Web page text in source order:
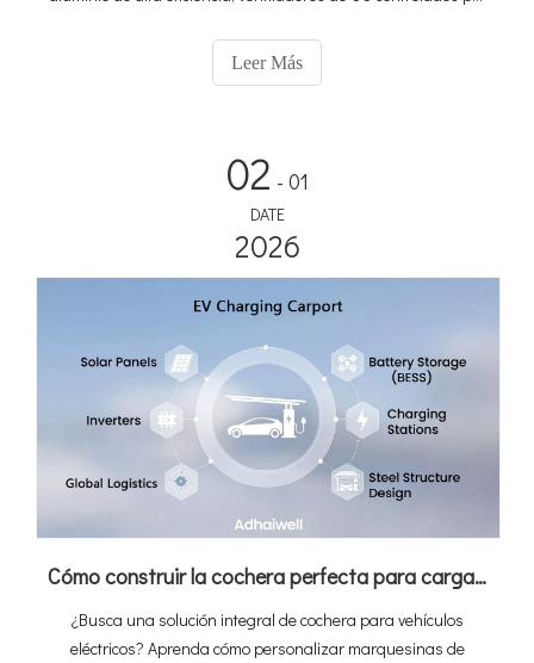
permanece en pleno funcionamiento incluso a temperaturas
ambiente de 60 °C. Es una verdadera solución 'Plug-and-Play'
Leer Más
02 - 01
DATE
2026
Cómo construir la cochera perfecta para cargar vehículos eléctricos: una guía para personalizar las cocheras con Adhaiwell China
¿Busca una solución integral de cochera para vehículos
eléctricos? Aprenda cómo personalizar marquesinas de